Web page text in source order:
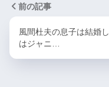
前の記事
風間杜夫の息子は結婚
はジャニ…